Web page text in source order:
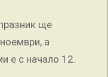
ще
а
е с начало 12.